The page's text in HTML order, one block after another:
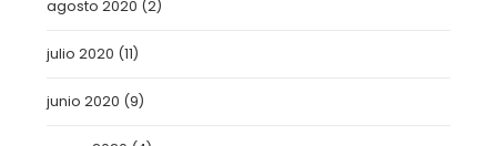
agosto 2020 (2)
julio 2020 (11)
junio 2020 (9)